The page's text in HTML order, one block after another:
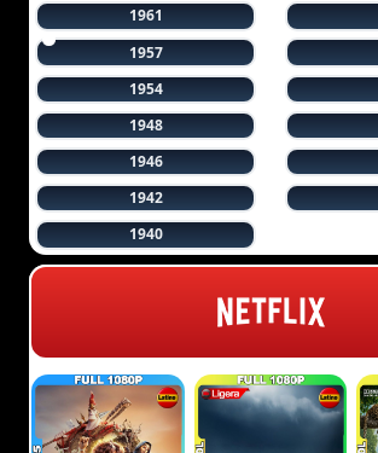
1961
1957
1954
1948
1946
1942
1940